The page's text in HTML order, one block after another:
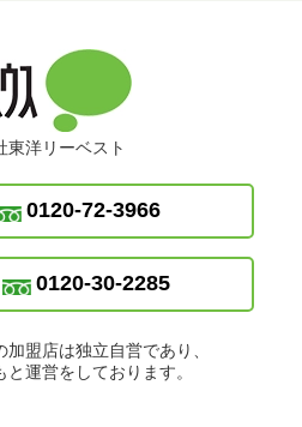
東洋リーベスト
0120-72-3966
0120-30-2285
盟店は独立自営であり、
運営をしております。